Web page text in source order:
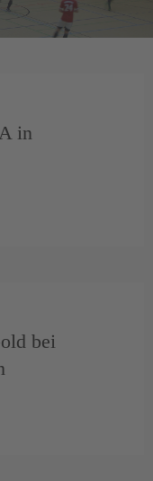
in
bei